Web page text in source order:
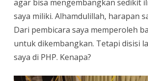
agar bisa mengembangkan sedikit
saya miliki. Alhamdulillah, harapan
Dari pembicara saya memperoleh
untuk dikembangkan. Tetapi disisi
saya di PHP. Kenapa?